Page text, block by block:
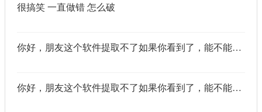
很搞笑 一直做错 怎么破
你好，朋友这个软件提取不了如果你看到了，能不能把这个纯净版的发我邮箱里不
你好，朋友这个软件提取不了如果你看到了，能不能把这个纯净版的发我邮箱里不